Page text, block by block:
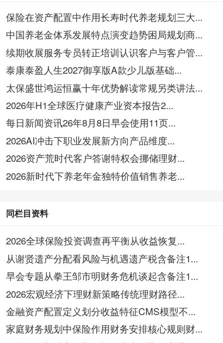
保险在资产配置中作用长寿时代养老规划三大...
中国养老金体系发展特点演变趋势困局规划商...
续期收展服务专员转正培训认识客户与客户管...
泰康泰盈人生2027御享版A款少儿版基础...
太保盛世鸿运恒赢十年优势解读常规另类讲法...
2026年H1全球医疗健康产业资本报告2...
每日新闻资讯26年8月8日早会使用11页...
2026AI冲击下职业发展新方向产品维度...
2026资产荒时代客户答谢特权会挪储理财...
2026新时代下养老年金独特价值销售养老...
同栏目资料
2026全球保险投资调查再平衡从收益恢复...
从谢贤遗产分配看风险与机遇遗产税含备注1...
早会专题从拳王邹市明财务危机谈起含备注1...
2026宏观经济下理财新策略传统理财路径...
金融资产配置定义划分收益特征CMS模型不...
家庭财务规划中保险作用财务安排核心规则财...